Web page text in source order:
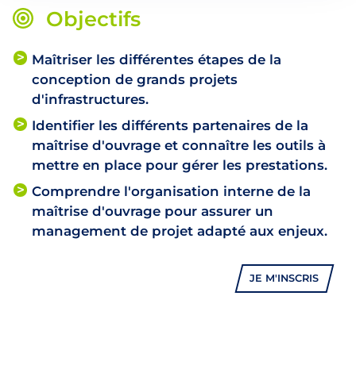
Objectifs
Maîtriser les différentes étapes de la
conception de grands projets
d'infrastructures.
Identifier les différents partenaires de la
maîtrise d'ouvrage et connaître les outils à
mettre en place pour gérer les prestations.
Comprendre l'organisation interne de la
maîtrise d'ouvrage pour assurer un
management de projet adapté aux enjeux.
JE M'INSCRIS